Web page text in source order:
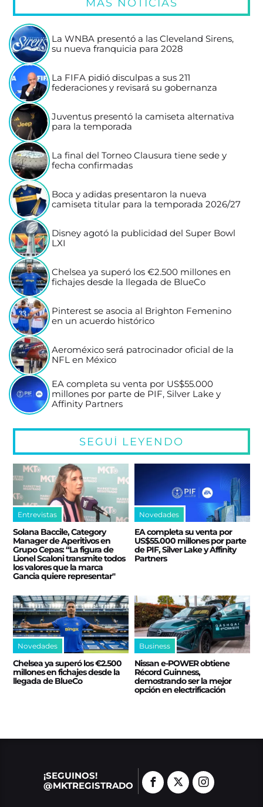
MÁS NOTICIAS
La WNBA presentó a las Cleveland Sirens,
su nueva franquicia para 2028
La FIFA pidió disculpas a sus 211
federaciones y revisará su gobernanza
Juventus presentó la camiseta alternativa
para la temporada
La final del Torneo Clausura tiene sede y
fecha confirmadas
Boca y adidas presentaron la nueva
camiseta titular para la temporada 2026/27
Disney agotó la publicidad del Super Bowl
LXI
Chelsea ya superó los €2.500 millones en
fichajes desde la llegada de BlueCo
Pinterest se asocia al Brighton Femenino
en un acuerdo histórico
Aeroméxico será patrocinador oficial de la
NFL en México
EA completa su venta por US$55.000
millones por parte de PIF, Silver Lake y
Affinity Partners
SEGUÍ LEYENDO
Entrevistas
Solana Baccile, Category
Manager de Aperitivos en
Grupo Cepas: “La figura de
Lionel Scaloni transmite todos
los valores que la marca
Gancia quiere representar"
Novedades
EA completa su venta por
US$55.000 millones por parte
de PIF, Silver Lake y Affinity
Partners
Novedades
Chelsea ya superó los €2.500
millones en fichajes desde la
llegada de BlueCo
Business
Nissan e‑POWER obtiene
Récord Guinness,
demostrando ser la mejor
opción en electrificación
¡SEGUINOS!
@MKTREGISTRADO